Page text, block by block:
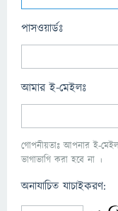
পাসওয়ার্ডঃ
আমার ই-মেইলঃ
গোপনীয়তাঃ আপনার ই-
ভাগাভাগি করা হবে না ।
অনাযাচিত যাচাইকরণ: